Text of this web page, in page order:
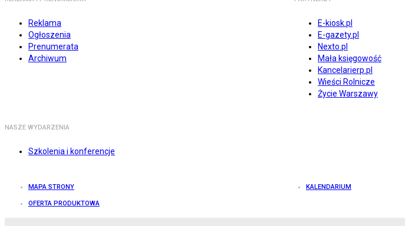
Reklama
Ogłoszenia
Prenumerata
Archiwum
E-kiosk.pl
E-gazety.pl
Nexto.pl
Mała księgowość
Kancelarierp.pl
Wieści Rolnicze
Życie Warszawy
NASZE WYDARZENIA
Szkolenia i konferencje
MAPA STRONY KALENDARIUM
OFERTA PRODUKTOWA